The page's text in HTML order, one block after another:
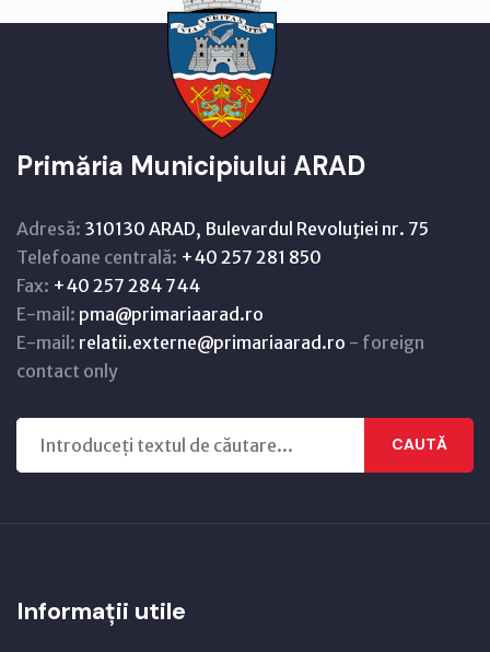
Primăria Municipiului ARAD
Adresă: 310130 ARAD, Bulevardul Revoluţiei nr. 75
Telefoane centrală: +40 257 281 850
Fax: +40 257 284 744
E-mail: pma@primariaarad.ro
E-mail: relatii.externe@primariaarad.ro - foreign
contact only
CAUTĂ
Informații utile